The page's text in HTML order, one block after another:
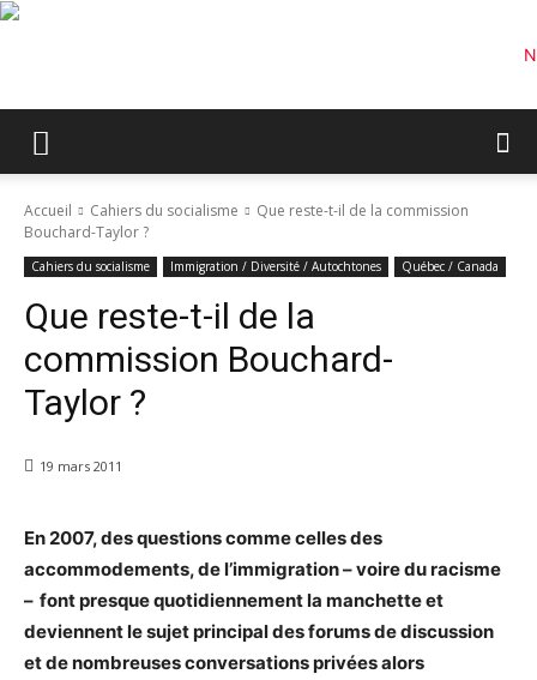
Accueil Cahiers du socialisme
Que reste-t-il de la commission
Bouchard-Taylor ?
Cahiers du socialisme Immigration / Diversité / Autochtones Québec / Canada
Que reste-t-il de la
commission Bouchard-
Taylor ?
19 mars 2011
En 2007, des questions comme celles des
accommodements, de l’immigration – voire du racisme
– font presque quotidiennement la manchette et
deviennent le sujet principal des forums de discussion
et de nombreuses conversations privées alors